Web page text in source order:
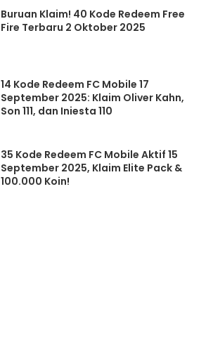
Buruan Klaim! 40 Kode Redeem Free
Fire Terbaru 2 Oktober 2025
14 Kode Redeem FC Mobile 17
September 2025: Klaim Oliver Kahn,
Son 111, dan Iniesta 110
35 Kode Redeem FC Mobile Aktif 15
September 2025, Klaim Elite Pack &
100.000 Koin!